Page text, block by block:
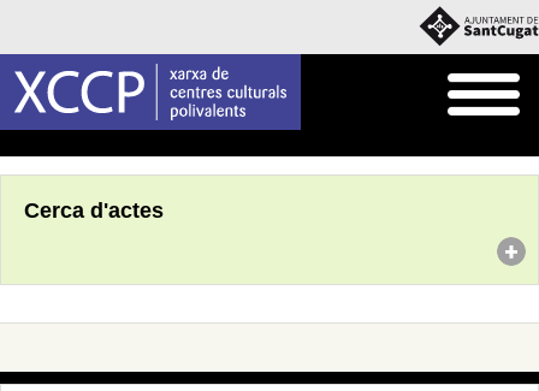
Cerca d'actes